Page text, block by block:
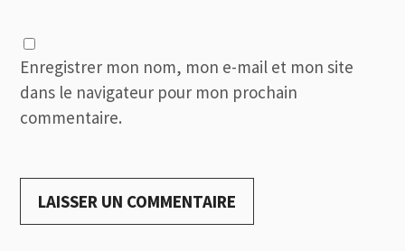
Enregistrer mon nom, mon e-mail et mon site
dans le navigateur pour mon prochain
commentaire.